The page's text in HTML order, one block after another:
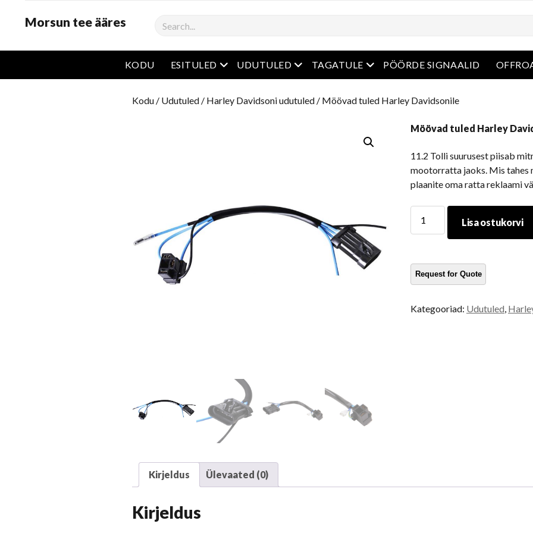
Morsun tee ääres Otsima
KODU ESITULED avatud menüü
UDUTULED avatud menüü
TAGATULE avatud menüü
PÖÖRDE SIGNAALID
Kodu / Udutuled / Harley Davidsoni udutuled / Möövad tuled Harley Davidsonile
Möövad tuled Harley
11.2 Tolli suurusest piisab
mootorratta jaoks. Mis tahes
plaanite oma ratta reklaami
tuled
kogus
Lisa ostukorvi
Kategooriad: Udutuled,
Kirjeldus Ülevaated (0)
Kirjeldus